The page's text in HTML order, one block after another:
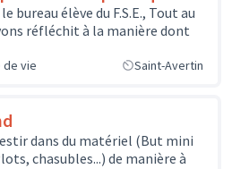
bureau élève du F.S.E., Tout au
réfléchit à la manière dont
de vie Saint-Avertin
dans du matériel (But mini
chasubles...) de manière à